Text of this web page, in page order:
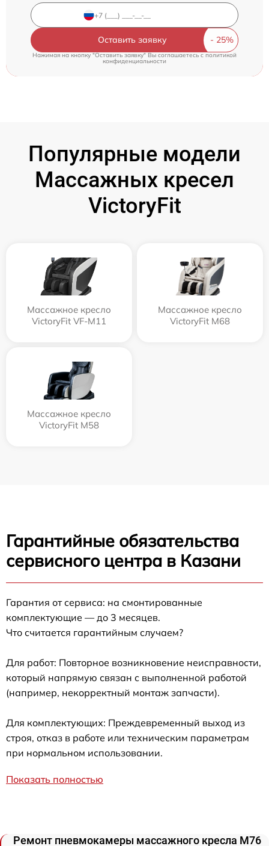
Оставить заявку
Нажимая на кнопку "Оставить заявку" Вы соглашаетесь cполитикой
конфиденциальности
Популярные модели
Массажных кресел
VictoryFit
Массажное кресло
VictoryFit VF-M11
Массажное кресло
VictoryFit M68
Массажное кресло
VictoryFit M58
Гарантийные обязательства
сервисного центра в Казани
Гарантия от сервиса: на смонтированные
комплектующие — до 3 месяцев.
Что считается гарантийным случаем?
Для работ: Повторное возникновение неисправности,
который напрямую связан с выполненной работой
(например, некорректный монтаж запчасти).
Для комплектующих: Преждевременный выход из
строя, отказ в работе или техническим параметрам
при нормальном использовании.
Показать полностью
Ремонт пневмокамеры массажного кресла M76